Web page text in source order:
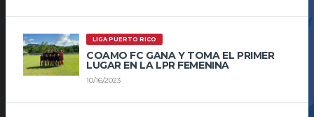
LIGA PUERTO RICO
COAMO FC GANA Y TOMA EL PRIMER
LUGAR EN LA LPR FEMENINA
10/16/2023